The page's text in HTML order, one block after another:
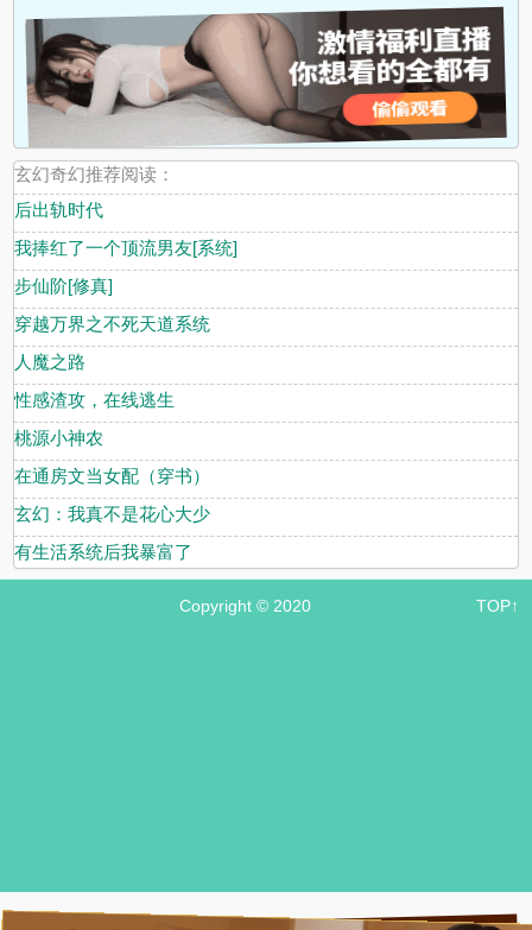
玄幻奇幻推荐阅读：
后出轨时代
我捧红了一个顶流男友[系统]
步仙阶[修真]
穿越万界之不死天道系统
人魔之路
性感渣攻，在线逃生
桃源小神农
在通房文当女配（穿书）
玄幻：我真不是花心大少
有生活系统后我暴富了
Copyright © 2020 TOP↑